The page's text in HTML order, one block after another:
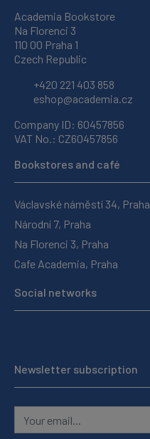
Academia Bookstore
Na Florenci 3
110 00 Praha 1
Czech Republic
+420 221 403 858
eshop@academia.cz
Company ID: 60457856
VAT No.: CZ60457856
Bookstores and café
Václavské náměstí 34, Praha
Národní 7, Praha
Na Florenci 3, Praha
Cafe Academia, Praha
Social networks
Newsletter subscription